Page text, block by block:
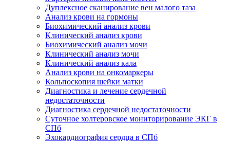
Дуплексное сканирование вен малого таза
Анализ крови на гормоны
Биохимический анализ крови
Клинический анализ крови
Биохимический анализ мочи
Клинический анализ мочи
Клинический анализ кала
Анализ крови на онкомаркеры
Кольпоскопия шейки матки
Диагностика и лечение сердечной
недостаточности
Диагностика сердечной недостаточности
Суточное холтеровское мониторирование ЭКГ в
СПб
Эхокардиография сердца в СПб